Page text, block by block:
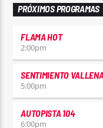
PRÓXIMOS PROGRAMAS
FLAMA HOT
2:00pm
SENTIMIENTO
5:00pm
AUTOPISTA 104
6:00pm